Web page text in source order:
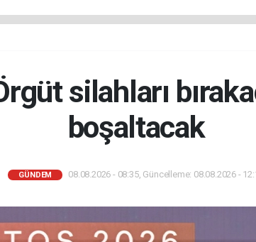
silahları
boşaltacak
GÜNDEM 08.08.2026 - 08:35, Güncelleme: 08.08.2026 -